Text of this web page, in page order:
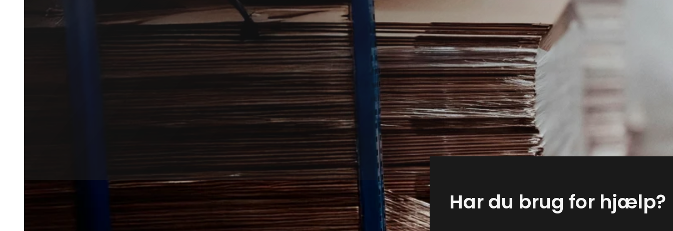
Mårbekæmpelse i Roskilde kan være relevant, hvis du oplever uro
omkring loft, skur eller garage.
Vi forbinder dig med lokale partnere, så du hurtigt kan komme videre
med en løsning.
Har du brug for hjælp?